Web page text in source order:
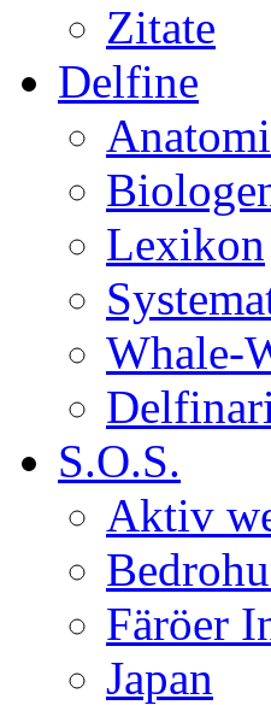
Zitate
Delfine
Lexikon
Whale-
S.O.S.
Aktiv
Färöer
Japan